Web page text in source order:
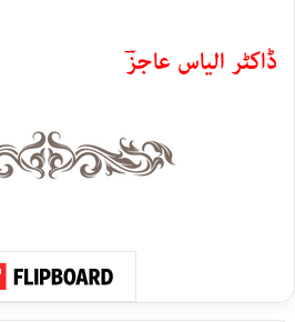
ڈاکٹر الیاس عاجزؔ